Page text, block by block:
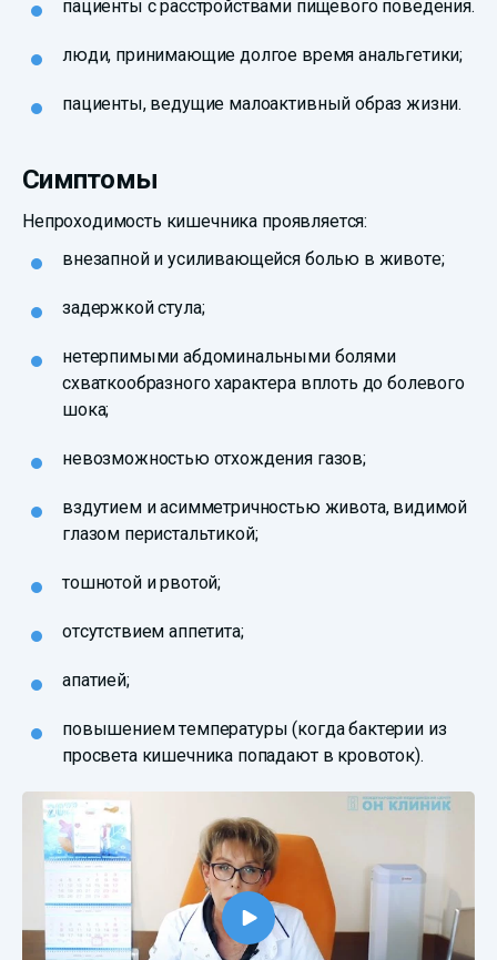
пациенты с расстройствами пищевого поведения.
люди, принимающие долгое время анальгетики;
пациенты, ведущие малоактивный образ жизни.
Симптомы
Непроходимость кишечника проявляется:
внезапной и усиливающейся болью в животе;
задержкой стула;
нетерпимыми абдоминальными болями
схваткообразного характера вплоть до болевого
шока;
невозможностью отхождения газов;
вздутием и асимметричностью живота, видимой
глазом перистальтикой;
тошнотой и рвотой;
отсутствием аппетита;
апатией;
повышением температуры (когда бактерии из
просвета кишечника попадают в кровоток).